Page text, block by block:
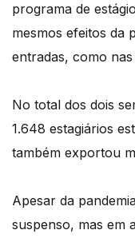
programa de
mesmos efeitos da
entradas, como nas
No total dos dois
1.648 estagiários
também exportou
Apesar da
suspenso, mas em